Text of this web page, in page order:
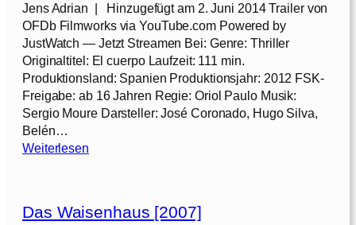
Jens Adrian | Hinzugefügt am 2. Juni 2014 Trailer von
OFDb Filmworks via YouTube.com Powered by
JustWatch — Jetzt Streamen Bei: Genre: Thriller
Originaltitel: El cuerpo Laufzeit: 111 min.
Produktionsland: Spanien Produktionsjahr: 2012 FSK-
Freigabe: ab 16 Jahren Regie: Oriol Paulo Musik:
Sergio Moure Darsteller: José Coronado, Hugo Silva,
Belén…
Weiterlesen:
B
Das Waisenhaus [2007]